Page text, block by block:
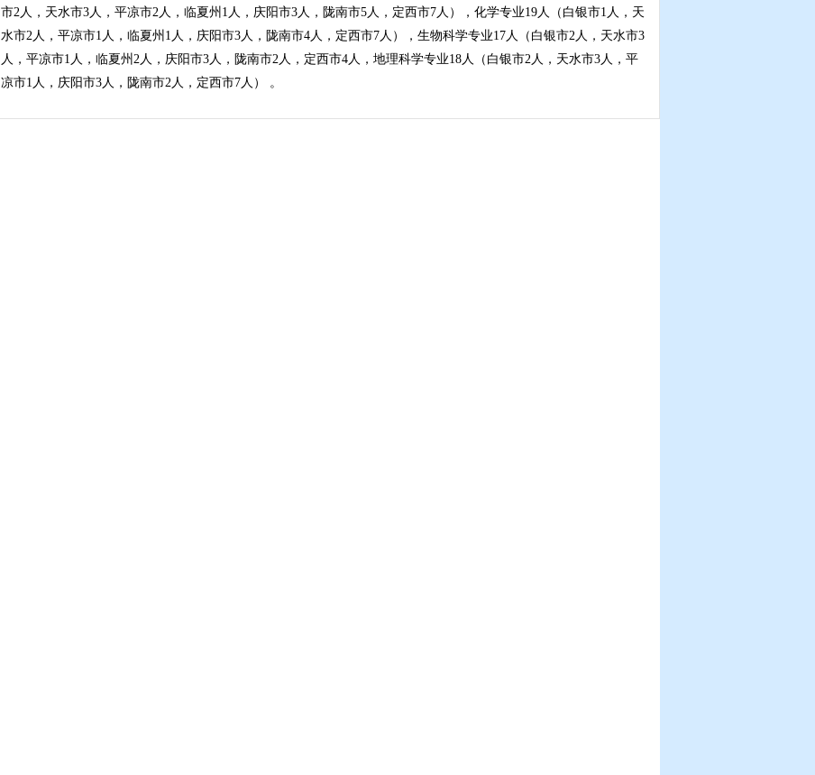
市2人，天水市3人，平凉市2人，临夏州1人，庆阳市3人，陇南市5人，定西市7人），化学专业19人（白银市1人，天
水市2人，平凉市1人，临夏州1人，庆阳市3人，陇南市4人，定西市7人），生物科学专业17人（白银市2人，天水市3
人，平凉市1人，临夏州2人，庆阳市3人，陇南市2人，定西市4人，地理科学专业18人（白银市2人，天水市3人，平
凉市1人，庆阳市3人，陇南市2人，定西市7人） 。